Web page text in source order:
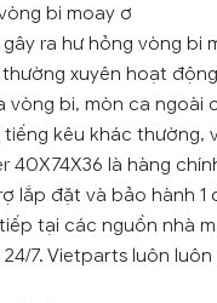
bi moay ơ
ra hư hỏng vòng
xuyên hoạt
vòng bi, mòn ca ngoài
kêu khác thường,
40X74X36 là hàng
lắp đặt và bảo hành
tại các nguồn nhà
7. Vietparts luôn